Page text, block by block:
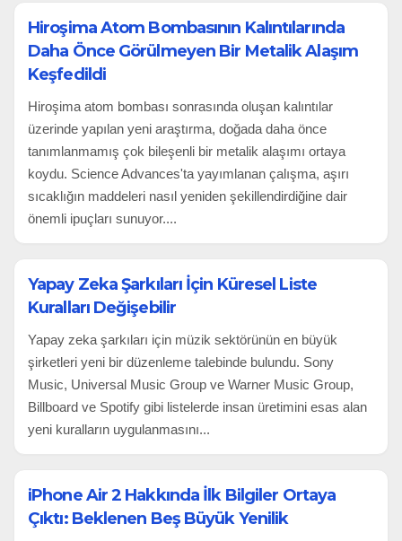
Hiroşima Atom Bombasının Kalıntılarında
Daha Önce Görülmeyen Bir Metalik Alaşım
Keşfedildi
Hiroşima atom bombası sonrasında oluşan kalıntılar
üzerinde yapılan yeni araştırma, doğada daha önce
tanımlanmamış çok bileşenli bir metalik alaşımı ortaya
koydu. Science Advances'ta yayımlanan çalışma, aşırı
sıcaklığın maddeleri nasıl yeniden şekillendirdiğine dair
önemli ipuçları sunuyor....
Yapay Zeka Şarkıları İçin Küresel Liste
Kuralları Değişebilir
Yapay zeka şarkıları için müzik sektörünün en büyük
şirketleri yeni bir düzenleme talebinde bulundu. Sony
Music, Universal Music Group ve Warner Music Group,
Billboard ve Spotify gibi listelerde insan üretimini esas alan
yeni kuralların uygulanmasını...
iPhone Air 2 Hakkında İlk Bilgiler Ortaya
Çıktı: Beklenen Beş Büyük Yenilik